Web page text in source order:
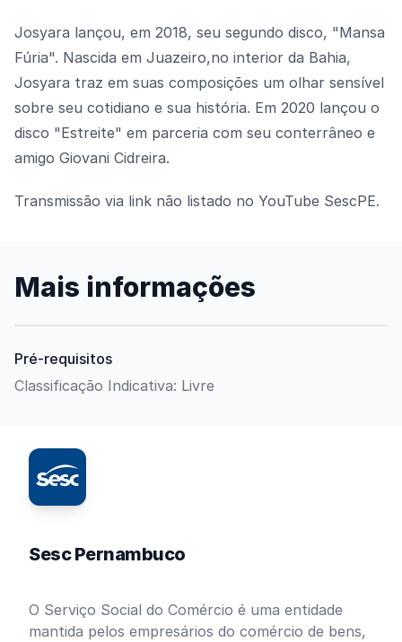
Josyara lançou, em 2018, seu segundo disco, "Mansa
Fúria". Nascida em Juazeiro,no interior da Bahia,
Josyara traz em suas composições um olhar sensível
sobre seu cotidiano e sua história. Em 2020 lançou o
disco "Estreite" em parceria com seu conterrâneo e
amigo Giovani Cidreira.
Transmissão via link não listado no YouTube SescPE.
Mais informações
Pré-requisitos
Classificação Indicativa: Livre
Sesc Pernambuco
O Serviço Social do Comércio é uma entidade
mantida pelos empresários do comércio de bens,